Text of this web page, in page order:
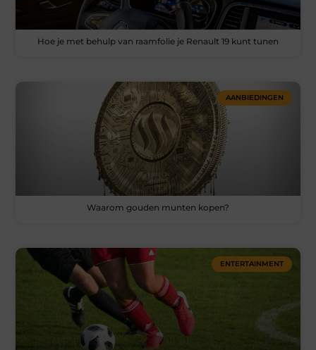
Hoe je met behulp van raamfolie je Renault 19 kunt tunen
AANBIEDINGEN
Waarom gouden munten kopen?
ENTERTAINMENT